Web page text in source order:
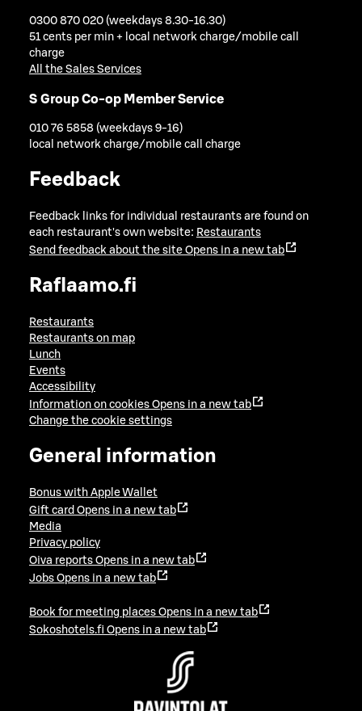
0300 870 020 (weekdays 8.30-16.30)
51 cents per min + local network charge/mobile call
charge
All the Sales Services
S Group Co-op Member Service
010 76 5858 (weekdays 9-16)
local network charge/mobile call charge
Feedback
Feedback links for individual restaurants are found on
each restaurant's own website: Restaurants
Send feedback about the site Opens in a new tab
Raflaamo.fi
Restaurants
Restaurants on map
Lunch
Events
Accessibility
Information on cookies Opens in a new tab
Change the cookie settings
General information
Bonus with Apple Wallet
Gift card Opens in a new tab
Media
Privacy policy
Oiva reports Opens in a new tab
Jobs Opens in a new tab
Book for meeting places Opens in a new tab
Sokoshotels.fi Opens in a new tab